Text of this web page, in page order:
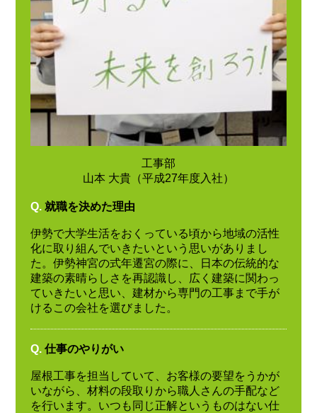
工事部
山本 大貴（平成27年度入社）
Q. 就職を決めた理由
伊勢で大学生活をおくっている頃から地域の活性
化に取り組んでいきたいという思いがありまし
た。伊勢神宮の式年遷宮の際に、日本の伝統的な
建築の素晴らしさを再認識し、広く建築に関わっ
ていきたいと思い、建材から専門の工事まで手が
けるこの会社を選びました。
Q. 仕事のやりがい
屋根工事を担当していて、お客様の要望をうかが
いながら、材料の段取りから職人さんの手配など
を行います。いつも同じ正解というものはない仕